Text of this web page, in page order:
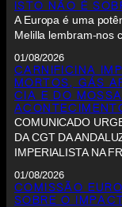
ISTO NÃO É
A Europa é uma
Melilla lembram-nos
01/08/2026
CARNIFICINA
MORTOS, GÁS
CIA E DO
COMUNICADO
DA CGT DA
IMPERIALISTA NA
01/08/2026
COMISSÃO
SOBRE O